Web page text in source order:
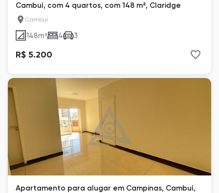
Cambuí, com 4 quartos, com 148 m², Claridge
Cambuí
148m² 4 3
R$ 5.200
Apartamento para alugar em Campinas, Cambuí,